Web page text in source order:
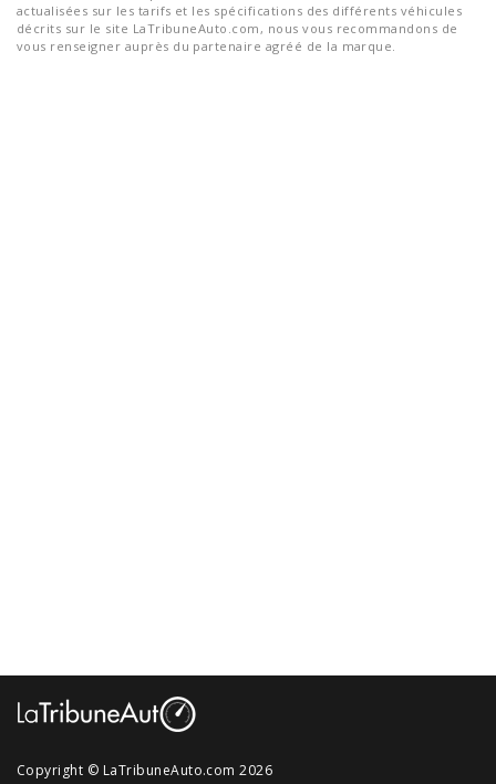
actualisées sur les tarifs et les spécifications des différents véhicules
décrits sur le site LaTribuneAuto.com, nous vous recommandons de
vous renseigner auprès du partenaire agréé de la marque.
Copyright © LaTribuneAuto.com 2026